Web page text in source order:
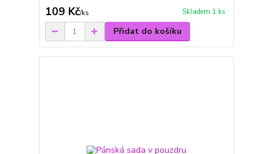
109 Kč/ks Skladem 1 ks
Přidat do košíku